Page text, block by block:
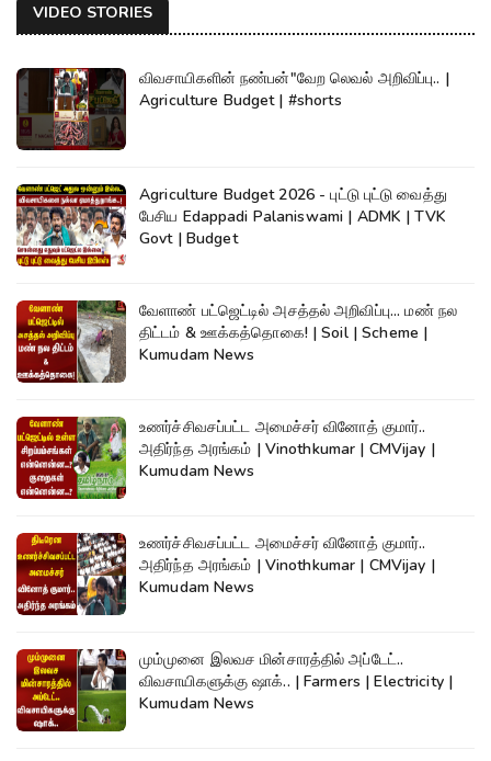
VIDEO STORIES
விவசாயிகளின் நண்பன்"வேற லெவல் அறிவிப்பு.. |
Agriculture Budget | #shorts
Agriculture Budget 2026 - புட்டு புட்டு வைத்து
பேசிய Edappadi Palaniswami | ADMK | TVK
Govt | Budget
வேளாண் பட்ஜெட்டில் அசத்தல் அறிவிப்பு... மண் நல
திட்டம் & ஊக்கத்தொகை! | Soil | Scheme |
Kumudam News
உணர்ச்சிவசப்பட்ட அமைச்சர் வினோத் குமார்..
அதிர்ந்த அரங்கம் | Vinothkumar | CMVijay |
Kumudam News
உணர்ச்சிவசப்பட்ட அமைச்சர் வினோத் குமார்..
அதிர்ந்த அரங்கம் | Vinothkumar | CMVijay |
Kumudam News
மும்முனை இலவச மின்சாரத்தில் அப்டேட்..
விவசாயிகளுக்கு ஷாக்.. | Farmers | Electricity |
Kumudam News